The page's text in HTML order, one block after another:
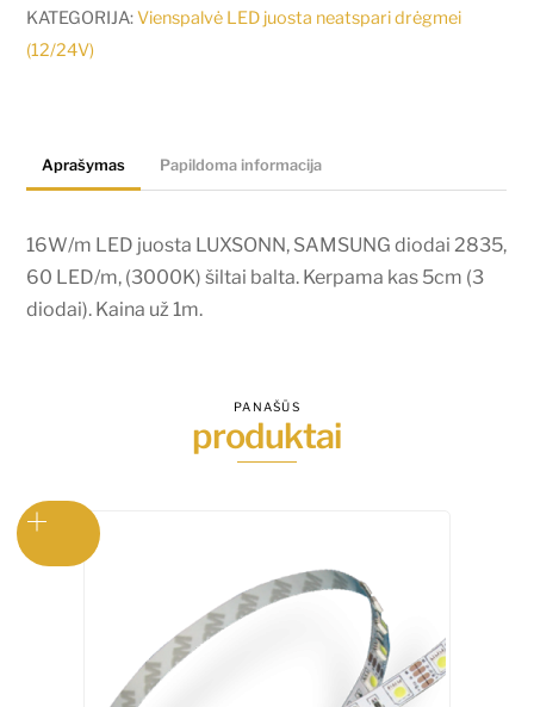
juosta
LUXSONN,
60
(3000K)
šiltai
balta.
Kaina
už
1m.
KATEGORIJA:Vienspalvė LED juosta neatspari drėgmei
(12/24V)
Aprašymas Papildoma informacija
16W/m LED juosta LUXSONN, SAMSUNG diodai 2835,
60 LED/m, (3000K) šiltai balta. Kerpama kas 5cm (3
diodai). Kaina už 1m.
PANAŠŪS
produktai